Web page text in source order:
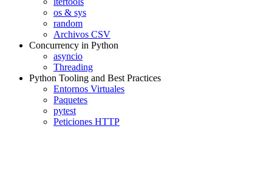
os & sys
random
Archivos CSV
Concurrency in Python
asyncio
Threading
Python Tooling and Best Practices
Entornos Virtuales
Paquetes
pytest
Peticiones HTTP